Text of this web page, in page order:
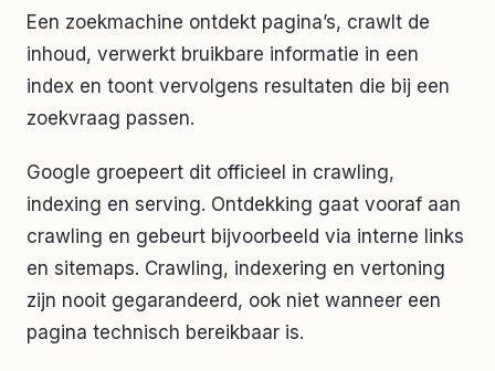
Een zoekmachine ontdekt pagina’s, crawlt de
inhoud, verwerkt bruikbare informatie in een
index en toont vervolgens resultaten die bij een
zoekvraag passen.
Google groepeert dit officieel in crawling,
indexing en serving. Ontdekking gaat vooraf aan
crawling en gebeurt bijvoorbeeld via interne links
en sitemaps. Crawling, indexering en vertoning
zijn nooit gegarandeerd, ook niet wanneer een
pagina technisch bereikbaar is.